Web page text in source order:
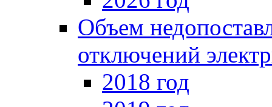
Объем
отключений
2018 год